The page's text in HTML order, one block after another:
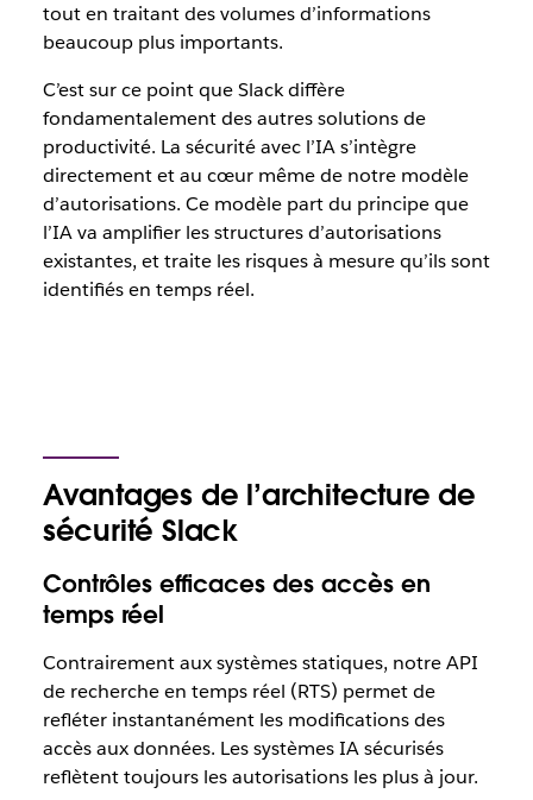
tout en traitant des volumes d’informations
beaucoup plus importants.
C’est sur ce point que Slack diffère
fondamentalement des autres solutions de
productivité. La sécurité avec l’IA s’intègre
directement et au cœur même de notre modèle
d’autorisations. Ce modèle part du principe que
l’IA va amplifier les structures d’autorisations
existantes, et traite les risques à mesure qu’ils sont
identifiés en temps réel.
Avantages de l’architecture de
sécurité Slack
Contrôles efficaces des accès en
temps réel
Contrairement aux systèmes statiques, notre API
de recherche en temps réel (RTS) permet de
refléter instantanément les modifications des
accès aux données. Les systèmes IA sécurisés
reflètent toujours les autorisations les plus à jour.